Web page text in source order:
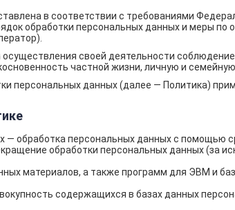
в соответствии с требованиями
обработки персональных данных и меры по
своей деятельности
частной жизни, личную и семейную
персональных данных (далее — Политика)
обработка персональных данных с помощью
обработки персональных данных (за
материалов, а также программ для ЭВМ и
содержащихся в базах данных